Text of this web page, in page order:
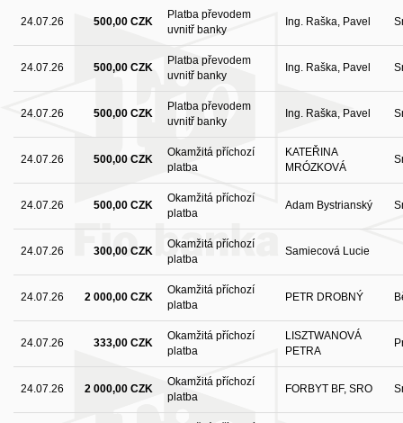
24.07.26 500,00 CZK
Platba převodem
uvnitř banky
Ing. Raška, Pavel
24.07.26 500,00 CZK
Platba převodem
uvnitř banky
Ing. Raška, Pavel
24.07.26 500,00 CZK
Platba převodem
uvnitř banky
Ing. Raška, Pavel
24.07.26 500,00 CZK
Okamžitá příchozí
platba
KATEŘINA
MRÓZKOVÁ
24.07.26 500,00 CZK
Okamžitá příchozí
platba
Adam Bystrianský
24.07.26 300,00 CZK
Okamžitá příchozí
platba
Samiecová Lucie
24.07.26 2 000,00 CZK
Okamžitá příchozí
platba
PETR DROBNÝ
24.07.26 333,00 CZK
Okamžitá příchozí
platba
LISZTWANOVÁ
PETRA
24.07.26 2 000,00 CZK
Okamžitá příchozí
platba
FORBYT BF, SRO